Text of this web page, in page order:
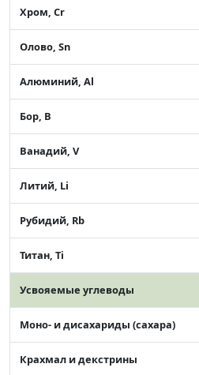
Хром, Cr
Олово, Sn
Алюминий, Al
Бор, B
Ванадий, V
Литий, Li
Рубидий, Rb
Титан, Ti
Усвояемые углеводы
Моно- и дисахариды (сахара)
Крахмал и декстрины